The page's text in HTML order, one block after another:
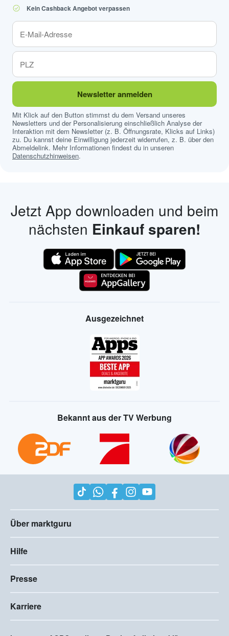
Kein Cashback Angebot verpassen
Newsletter anmelden
Mit Klick auf den Button stimmst du dem Versand unseres
Newsletters und der Personalisierung einschließlich Analyse der
Interaktion mit dem Newsletter (z. B. Öffnungsrate, Klicks auf Links)
zu. Du kannst deine Einwilligung jederzeit widerrufen, z. B. über den
Abmeldelink. Mehr Informationen findest du in unseren
Datenschutzhinweisen.
Jetzt App downloaden und beim
nächsten Einkauf sparen!
Ausgezeichnet
Bekannt aus der TV Werbung
Über marktguru
Hilfe
Presse
Karriere